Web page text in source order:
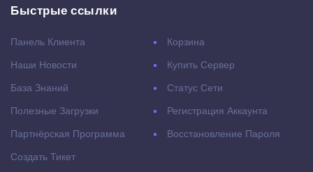
Быстрые ссылки
Панель Клиента
Наши Новости
База Знаний
Полезные Загрузки
Партнёрская Программа
Создать Тикет
Корзина
Купить Сервер
Статус Сети
Регистрация Аккаунта
Восстановление Пароля